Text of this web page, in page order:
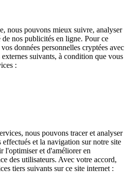
nous pouvons mieux suivre, analyser
nos publicités en ligne. Pour ce
données personnelles cryptées avec
suivants, à condition que vous
:
nous pouvons tracer et analyser
et la navigation sur notre site
l'optimiser et d'améliorer en
des utilisateurs. Avec votre accord,
tiers suivants sur ce site internet :